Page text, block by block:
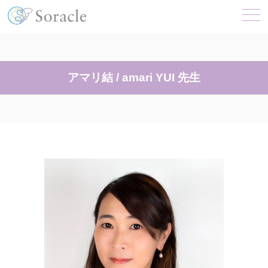
アマリ結 / amari YUI 先生